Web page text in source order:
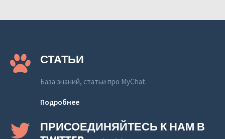
СТАТЬИ
База знаний, статьи про MyChat.
Подробнее
ПРИСОЕДИНЯЙТЕСЬ К НАМ В